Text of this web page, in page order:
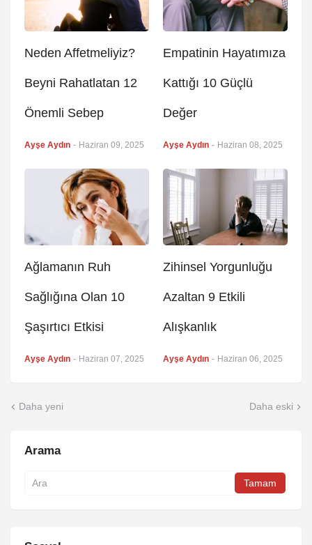
Neden Affetmeliyiz?
Beyni Rahatlatan 12
Önemli Sebep
Ayşe Aydın - Haziran 09, 2025
Empatinin Hayatımıza
Kattığı 10 Güçlü
Değer
Ayşe Aydın - Haziran 08, 2025
Ağlamanın Ruh
Sağlığına Olan 10
Şaşırtıcı Etkisi
Ayşe Aydın - Haziran 07, 2025
Zihinsel Yorgunluğu
Azaltan 9 Etkili
Alışkanlık
Ayşe Aydın - Haziran 06, 2025
Daha yeni Daha eski
Arama